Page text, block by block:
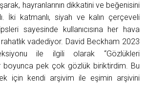
hayranlarının dikkatini ve beğenisini
İki katmanlı, siyah ve kalın çerçeveli
sayesinde kullanıcısına her hava
vadediyor. David Beckham 2023
ile ilgili olarak “Gözlükleri
boyunca pek çok gözlük biriktirdim. Bu
için kendi arşivim ile eşimin arşivini